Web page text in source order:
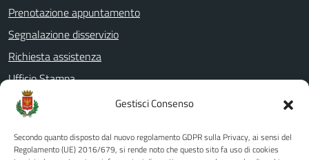
Gestisci Consenso
Secondo quanto disposto dal nuovo regolamento GDPR sulla Privacy, ai sensi del
Regolamento (UE) 2016/679, si rende noto che questo sito fa uso di cookies
Prenotazione appuntamento
Segnalazione disservizio
Richiesta assistenza
Ufficio Stampa
Amministrazione Trasparente
Albo pretorio
Informativa privacy